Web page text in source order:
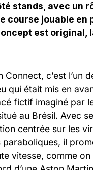
stands, avec un
course jouable en
est original,
Connect, c’est l’un
qui était mis en
fictif imaginé par
au Brésil. Avec
centrée sur les
paraboliques, il
vitesse, comme on